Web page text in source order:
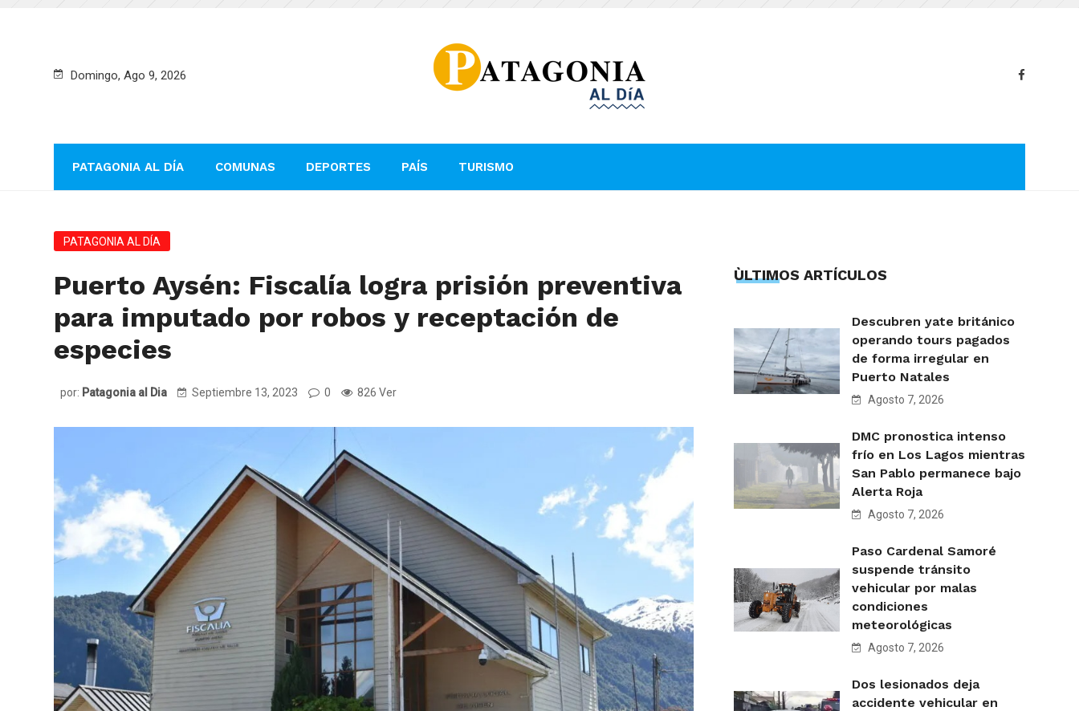
Domingo, Ago 9, 2026
PATAGONIA AL DÍA COMUNAS DEPORTES PAÍS TURISMO
PATAGONIA AL DÍA
Puerto Aysén: Fiscalía logra prisión preventiva
para imputado por robos y receptación de
especies
por: Patagonia al Dia Septiembre 13, 2023 0 826 Ver
ÙLTIMOS ARTÍCULOS
Descubren yate británico
operando tours pagados
de forma irregular en
Puerto Natales
Agosto 7, 2026
DMC pronostica intenso
frío en Los Lagos mientras
San Pablo permanece bajo
Alerta Roja
Agosto 7, 2026
Paso Cardenal Samoré
suspende tránsito
vehicular por malas
condiciones
meteorológicas
Agosto 7, 2026
Dos lesionados deja
accidente vehicular en